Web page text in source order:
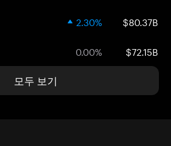
2.30% $80.37B
0.00% $72.15B
모두 보기